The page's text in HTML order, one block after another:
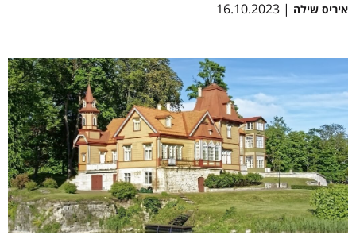
איריס שילה | 16.10.2023